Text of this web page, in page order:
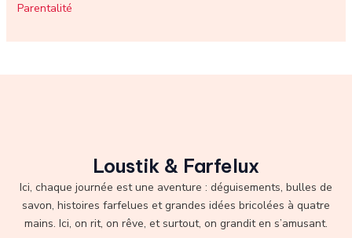
Parentalité
Loustik & Farfelux
Ici, chaque journée est une aventure : déguisements, bulles de
savon, histoires farfelues et grandes idées bricolées à quatre
mains. Ici, on rit, on rêve, et surtout, on grandit en s’amusant.